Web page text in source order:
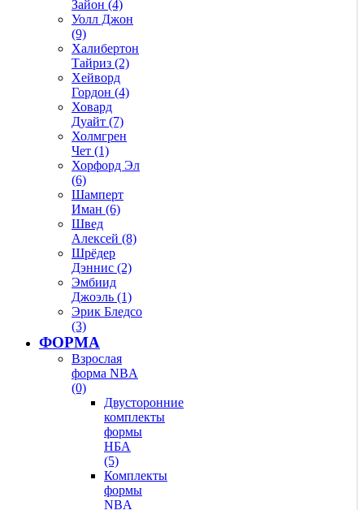
Зайон (4)
Уолл Джон
(9)
Халибертон
Тайриз (2)
Хейворд
Гордон (4)
Ховард
Дуайт (7)
Холмгрен
Чет (1)
Хорфорд Эл
(6)
Шамперт
Иман (6)
Швед
Алексей (8)
Шрёдер
Дэннис (2)
Эмбиид
Джоэль (1)
Эрик Бледсо
(3)
ФОРМА
Взрослая
форма NBA
(0)
Двусторонние
комплекты
формы
НБА
(5)
Комплекты
формы
NBA